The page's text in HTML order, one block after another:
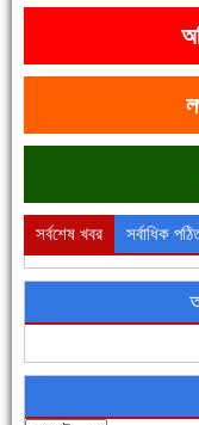
দেশে রাস্তাঘাটসহ অনেক
ফরিদগঞ্জের ভূমিহীন ২০
সর্বশেষ খবর সর্বাধিক